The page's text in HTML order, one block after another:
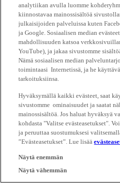
analytiikan avulla luomme
kiinnostavaa mainossisältöä
julkaisijoiden palveluissa kuten
ja Google. Sosiaalisen median
mahdollisuuden katsoa
YouTube), ja jakaa sivustomme
Nämä sosiaalisen median
toimintaasi Internetissä, ja he
tarkoituksiinsa.
Hyväksymällä kaikki evästeet, saat
sivustomme ominaisuudet ja saatat
mainossisältöä. Jos haluat hyväksyä
kohdasta "Valitse evästeasetukset".
ja peruuttaa suostumuksesi
”Evästeasetukset”. Lue lisää
Näytä enemmän
Näytä vähemmän